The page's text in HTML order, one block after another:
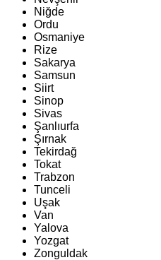
Niğde
Ordu
Osmaniye
Rize
Sakarya
Samsun
Siirt
Sinop
Sivas
Şanlıurfa
Şırnak
Tekirdağ
Tokat
Trabzon
Tunceli
Uşak
Van
Yalova
Yozgat
Zonguldak